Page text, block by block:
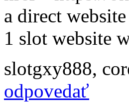
a direct
1 slot website
slotgxy888,
odpovedať